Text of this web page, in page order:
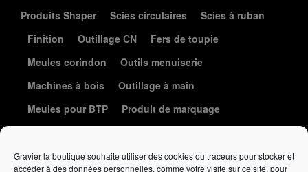
Gravier la boutique souhaite utiliser des cookies ou traceurs pour stocker et
accéder à des données personnelles, comme votre visite sur ce site, pour
Produits Shaper Scies circulaires
Scies à ruban
Finition
Outillage CN
Fers de toupie
Meules corindon
Outils menuiserie
Machines à bois
Outillage à main
Meules pour BTP
Produit de marquage